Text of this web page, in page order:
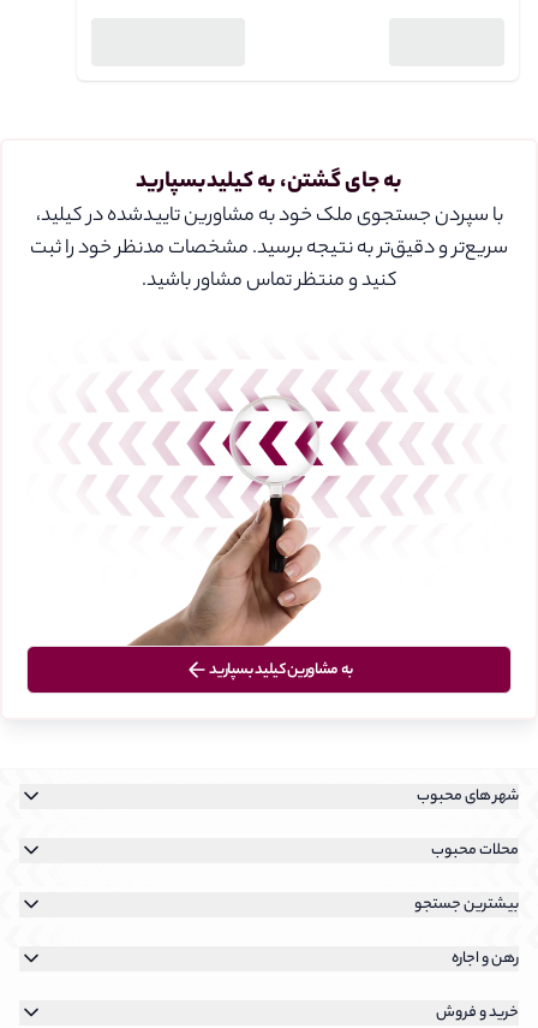
به جای گشتن، به کیلیدبسپارید
با سپردن جستجوی ملک خود به مشاورین تایید‌شده در کیلید،
سریع‌تر و دقیق‌تر به نتیجه برسید. مشخصات مدنظر خود را ثبت
کنید و منتظر تماس مشاور باشید.
به مشاورین کیلید بسپارید
شهر های محبوب
خرید آپارتمان در تهران
خرید آپارتمان در کیش
خرید آپارتمان در پردیس
محلات محبوب
خرید آپارتمان در نیاوران
خرید آپارتمان در شهرک غرب
خرید آپارتمان در فرمانیه
بیشترین جستجو
رهن و اجاره آپارتمان در نیاوران
رهن و اجاره
جستجوی رهن و اجاره
خرید و فروش